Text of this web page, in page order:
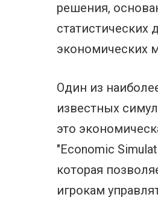
решения,
статистических
экономических
Один из
известных
это
"Economic
которая
игрокам